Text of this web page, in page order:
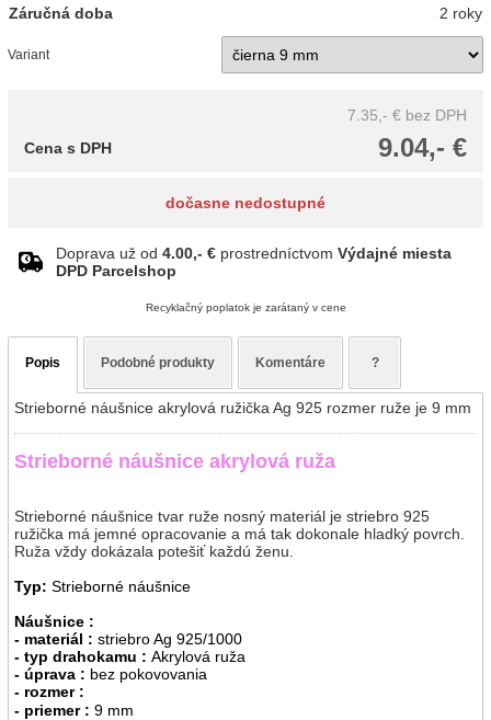
Záručná doba
2 roky
Variant
7.35,- € bez DPH
9.04,- €
Cena s DPH
dočasne nedostupné
Doprava už od 4.00,- € prostredníctvom Výdajné miesta
DPD Parcelshop
Recyklačný poplatok je zarátaný v cene
Popis Podobné produkty Komentáre ?
Strieborné náušnice akrylová ružička Ag 925 rozmer ruže je 9 mm
Strieborné náušnice akrylová ruža
Strieborné náušnice tvar ruže nosný materiál je striebro 925
ružička má jemné opracovanie a má tak dokonale hladký povrch.
Ruža vždy dokázala potešiť každú ženu.
Typ: Strieborné náušnice
Náušnice :
- materiál : striebro Ag 925/1000
- typ drahokamu : Akrylová ruža
- úprava : bez pokovovania
- rozmer :
- priemer : 9 mm